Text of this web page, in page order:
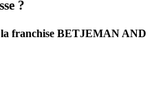
?
franchise BETJEMAN AND